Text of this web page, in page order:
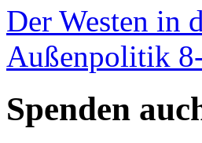
Der Westen in
Außenpolitik
Spenden